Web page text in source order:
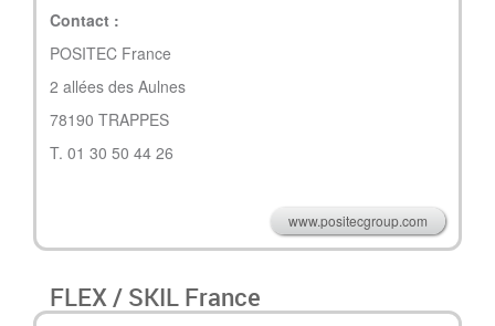
Contact :
POSITEC France
2 allées des Aulnes
78190 TRAPPES
T. 01 30 50 44 26
www.positecgroup.com
FLEX / SKIL France